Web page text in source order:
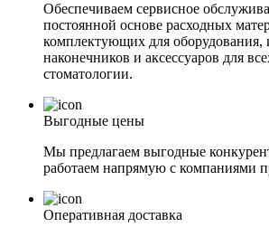
Обеспечиваем сервисное
постоянной основе расходных
комплектующих для оборудования,
наконечников и аксессуаров для
стоматологии.
Выгодные цены
Мы предлагаем выгодные
работаем напрямую с компаниями
Оперативная доставка